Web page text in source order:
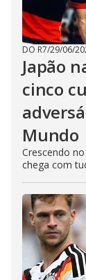
DO R7/29/06/
Japão
cinco
Mundo
Crescendo
chega com